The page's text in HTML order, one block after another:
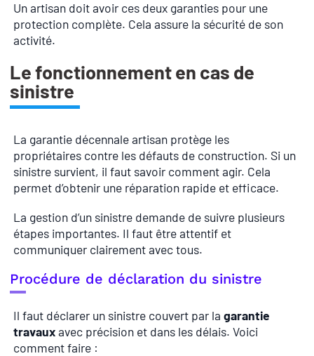
Un artisan doit avoir ces deux garanties pour une
protection complète. Cela assure la sécurité de son
activité.
Le fonctionnement en cas de
sinistre
La garantie décennale artisan protège les
propriétaires contre les défauts de construction. Si un
sinistre survient, il faut savoir comment agir. Cela
permet d’obtenir une réparation rapide et efficace.
La gestion d’un sinistre demande de suivre plusieurs
étapes importantes. Il faut être attentif et
communiquer clairement avec tous.
Procédure de déclaration du sinistre
Il faut déclarer un sinistre couvert par la garantie
travauxavec précision et dans les délais. Voici
comment faire :